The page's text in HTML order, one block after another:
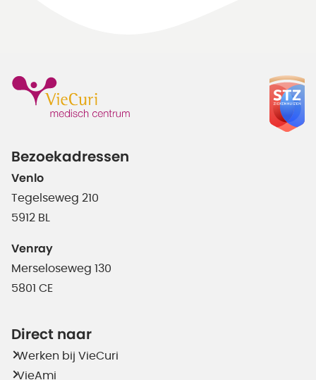
Bezoekadressen
Venlo
Tegelseweg 210
5912 BL
Venray
Merseloseweg 130
5801 CE
Direct naar
Werken bij VieCuri
VieAmi